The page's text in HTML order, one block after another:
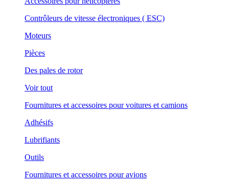
Contrôleurs de vitesse électroniques ( ESC)
Moteurs
Pièces
Des pales de rotor
Voir tout
Fournitures et accessoires pour voitures et camions
Adhésifs
Lubrifiants
Outils
Fournitures et accessoires pour avions